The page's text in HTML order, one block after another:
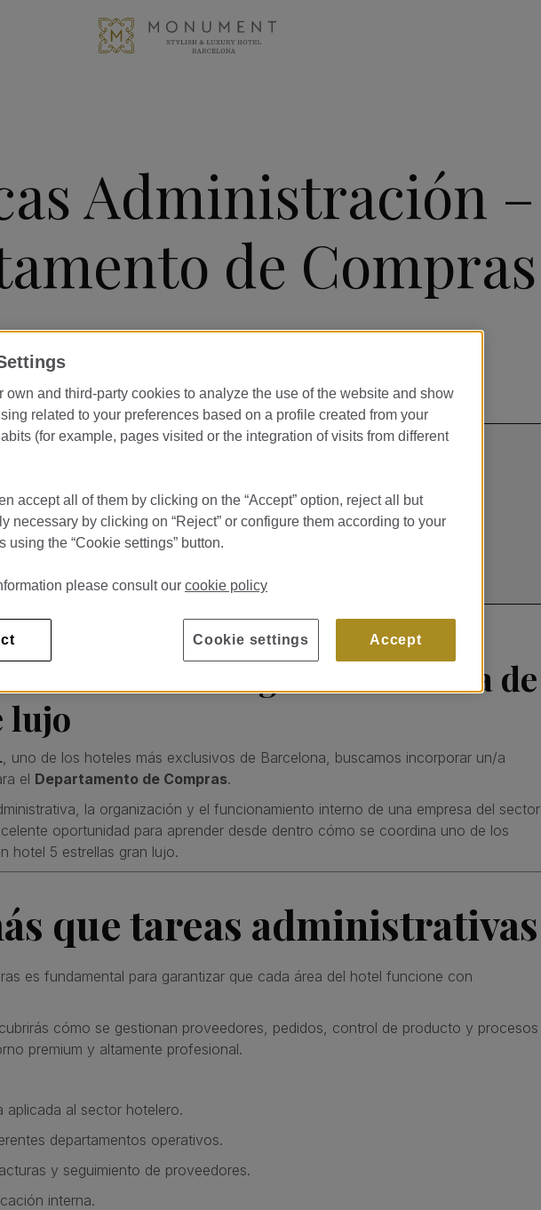
Administración –
de Compras
Hotel 5GL
GRACIA 75 发布于 20/07/26
funciona la gestión interna de
lujo
, uno de los hoteles más exclusivos de Barcelona, buscamos incorporar un/a
el Departamento de Compras.
la organización y el funcionamiento interno de una empresa del sector
oportunidad para aprender desde dentro cómo se coordina uno de los
hotel 5 estrellas gran lujo.
que tareas administrativas
es fundamental para garantizar que cada área del hotel funcione con
cómo se gestionan proveedores, pedidos, control de producto y procesos
premium y altamente profesional.
aplicada al sector hotelero.
departamentos operativos.
y seguimiento de proveedores.
interna.
own and third-party cookies to analyze the use of the website and show
related to your preferences based on a profile created from your
(for example, pages visited or the integration of visits from different
accept all of them by clicking on the “Accept” option, reject all but
necessary by clicking on “Reject” or configure them according to your
using the “Cookie settings” button.
please consult our cookie policy
Accept
Cookie settings